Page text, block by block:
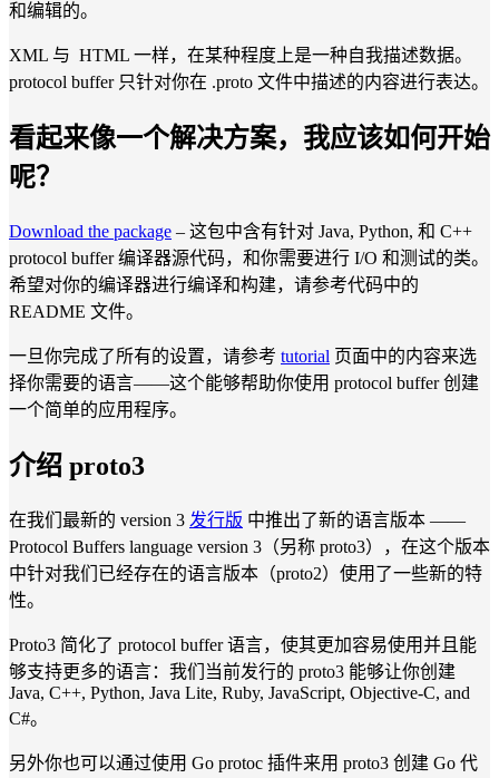
和编辑的。
XML 与 HTML 一样，在某种程度上是一种自我描述数据。
protocol buffer 只针对你在 .proto 文件中描述的内容进行表达。
看起来像一个解决方案，我应该如何开始
呢？
Download the package – 这包中含有针对 Java, Python, 和 C++
protocol buffer 编译器源代码，和你需要进行 I/O 和测试的类。
希望对你的编译器进行编译和构建，请参考代码中的
README 文件。
一旦你完成了所有的设置，请参考 tutorial 页面中的内容来选
择你需要的语言——这个能够帮助你使用 protocol buffer 创建
一个简单的应用程序。
介绍 proto3
在我们最新的 version 3 发行版 中推出了新的语言版本 ——
Protocol Buffers language version 3（另称 proto3），在这个版本
中针对我们已经存在的语言版本（proto2）使用了一些新的特
性。
Proto3 简化了 protocol buffer 语言，使其更加容易使用并且能
够支持更多的语言：我们当前发行的 proto3 能够让你创建
Java, C++, Python, Java Lite, Ruby, JavaScript, Objective-C, and
C#。
另外你也可以通过使用 Go protoc 插件来用 proto3 创建 Go 代